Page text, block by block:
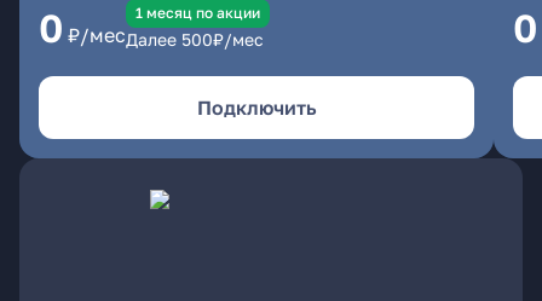
0 ₽/мес
1 месяц по акции
Далее 500₽/мес
Подключить
0